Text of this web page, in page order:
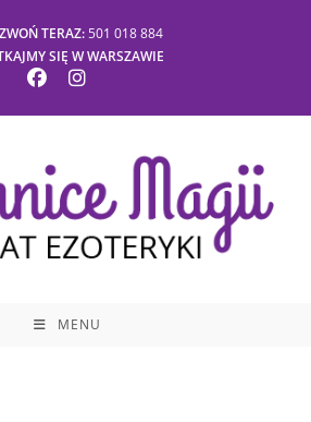
TERAZ:501 018 884
SIĘ W WARSZAWIE
MENU